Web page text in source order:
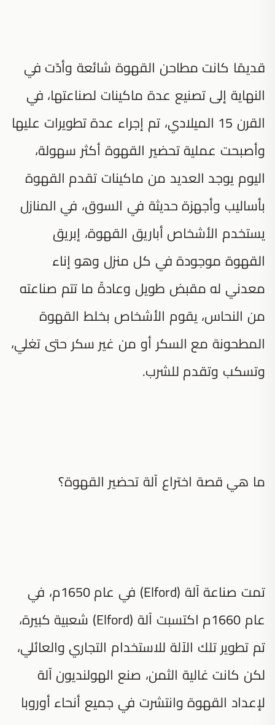
قديمًا كانت مطاحن القهوة شائعة وأدّت في
النهاية إلى تصنيع عدة ماكينات لصناعتها، في
القرن 15 الميلادي، تم إجراء عدة تطويرات عليها
وأصبحت عملية تحضير القهوة أكثر سهولة،
اليوم يوجد العديد من ماكينات تقدم القهوة
بأساليب وأجهزة حديثة في السوق، في المنازل
يستخدم الأشخاص أباريق القهوة، إبريق
القهوة موجودة في كل منزل وهو إناء
معدني له مقبض طويل وعادةً ما تتم صناعته
من النحاس، يقوم الأشخاص بخلط القهوة
المطحونة مع السكر أو من غير سكر حتى تغلي،
وتسكب وتقدم للشرب.
ما هي قصة اختراع آلة تحضير القهوة؟
تمت صناعة آلة (Elford) في عام 1650م، في
عام 1660م اكتسبت آلة (Elford) شعبية كبيرة،
تم تطوير تلك الآلة للاستخدام التجاري والعائلي،
لكن كانت غالية الثمن، صنع الهولنديون آلة
لإعداد القهوة وانتشرت في جميع أنحاء أوروبا